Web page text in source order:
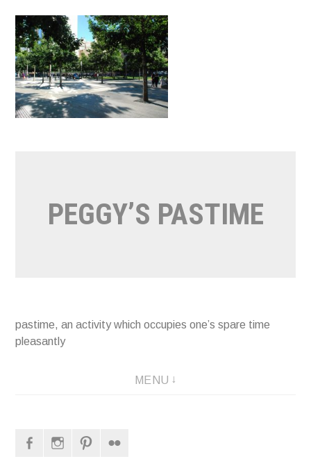
Naar
de
inhoud
springen
PEGGY’S PASTIME
pastime, an activity which occupies one’s spare time
pleasantly
MENU
FacebookInstagram